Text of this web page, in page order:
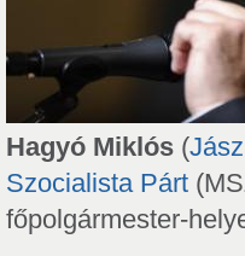
Hagyó Miklós (
Szocialista Párt
főpolgármester-